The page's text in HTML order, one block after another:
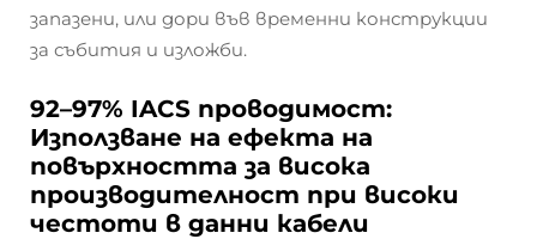
запазени, или дори във временни конструкции
за събития и изложби.
92–97% IACS проводимост:
Използване на ефекта на
повърхността за висока
производителност при високи
честоти в данни кабели